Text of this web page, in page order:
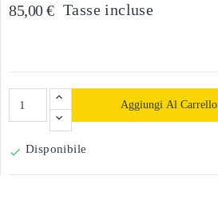
85,00 € Tasse incluse
Aggiungi Al Carrello
 Disponibile